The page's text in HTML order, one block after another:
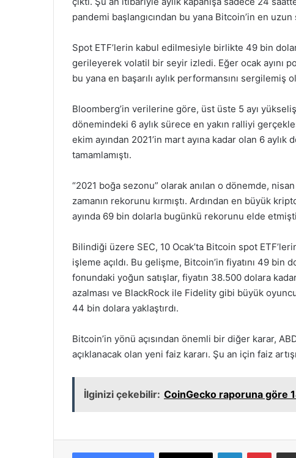
pandemi başlangıcından bu yana Bitcoin’in en
Spot ETF’lerin kabul edilmesiyle birlikte 49 bin
gerileyerek volatil bir seyir izledi. Eğer ocak ayını
bu yana en başarılı aylık performansını sergilemiş
Bloomberg’in verilerine göre, üst üste 5 ayı
dönemindeki 6 aylık sürece en yakın ralliyi
ekim ayından 2021’in mart ayına kadar olan 6
tamamlamıştı.
“2021 boğa sezonu” olarak anılan o dönemde,
zamanın rekorunu kırmıştı. Ardından en büyük
ayında 69 bin dolarla bugünkü rekorunu elde
Bilindiği üzere SEC, 10 Ocak’ta Bitcoin spot
işleme açıldı. Bu gelişme, Bitcoin’in fiyatını 49 bin
fonundaki yoğun satışlar, fiyatın 38.500 dolara
azalması ve BlackRock ile Fidelity gibi büyük
44 bin dolara yaklaştırdı.
Bitcoin’in yönü açısından önemli bir diğer karar,
açıklanacak olan yeni faiz kararı. Şu an için faiz
İlginizi çekebilir: CoinGecko raporuna göre
LinkedIn